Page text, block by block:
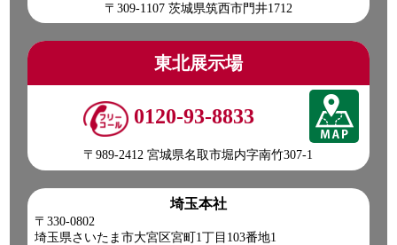
〒309-1107 茨城県筑西市門井1712
東北展示場
0120-93-8833
〒989-2412 宮城県名取市堀内字南竹307-1
埼玉本社
〒330-0802
埼玉県さいたま市大宮区宮町1丁目103番地1